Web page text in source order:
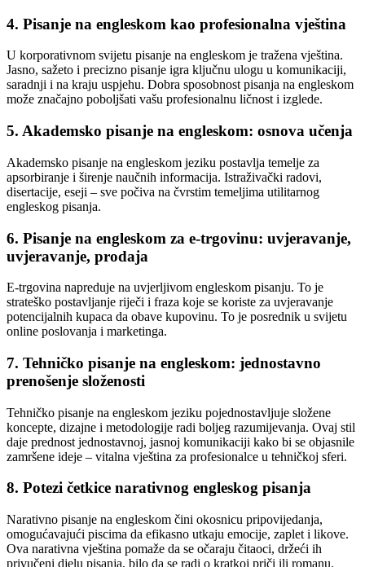
4. Pisanje na engleskom kao profesionalna vještina
U korporativnom svijetu pisanje na engleskom je tražena vještina.
Jasno, sažeto i precizno pisanje igra ključnu ulogu u komunikaciji,
saradnji i na kraju uspjehu. Dobra sposobnost pisanja na engleskom
može značajno poboljšati vašu profesionalnu ličnost i izglede.
5. Akademsko pisanje na engleskom: osnova učenja
Akademsko pisanje na engleskom jeziku postavlja temelje za
apsorbiranje i širenje naučnih informacija. Istraživački radovi,
disertacije, eseji – sve počiva na čvrstim temeljima utilitarnog
engleskog pisanja.
6. Pisanje na engleskom za e-trgovinu: uvjeravanje,
uvjeravanje, prodaja
E-trgovina napreduje na uvjerljivom engleskom pisanju. To je
strateško postavljanje riječi i fraza koje se koriste za uvjeravanje
potencijalnih kupaca da obave kupovinu. To je posrednik u svijetu
online poslovanja i marketinga.
7. Tehničko pisanje na engleskom: jednostavno
prenošenje složenosti
Tehničko pisanje na engleskom jeziku pojednostavljuje složene
koncepte, dizajne i metodologije radi boljeg razumijevanja. Ovaj stil
daje prednost jednostavnoj, jasnoj komunikaciji kako bi se objasnile
zamršene ideje – vitalna vještina za profesionalce u tehničkoj sferi.
8. Potezi četkice narativnog engleskog pisanja
Narativno pisanje na engleskom čini okosnicu pripovijedanja,
omogućavajući piscima da efikasno utkaju emocije, zaplet i likove.
Ova narativna vještina pomaže da se očaraju čitaoci, držeći ih
privučeni djelu pisanja, bilo da se radi o kratkoj priči ili romanu.